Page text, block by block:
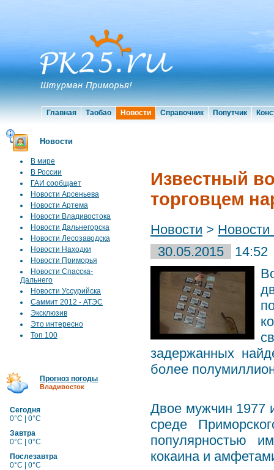
Главная Таобао Новости Справочник Попутчик
Новости
В мире
В России
ГАИ сообщает
Новости Арсеньева
Новости Артема
Новости Владивостока
Новости Дальнегорска
Новости Лесозаводска
Новости Находки
Новости Приморья
Новости Спасска-
Дальнего
Новости Уссурийска
Саммит 2012 - АТЭС
Эксклюзив
Это интересно
Топ 100
Прогноз погоды
Владивосток
Сегодня
0°C | 0°C
Завтра
0°C | 0°C
Послезавтра
0°C | 0°C
Известный
торговцем
Новости > Новости
30.05.2015
14:52
задержанных
более
Двое мужчин 1977
среде
популярностью
кокаина и